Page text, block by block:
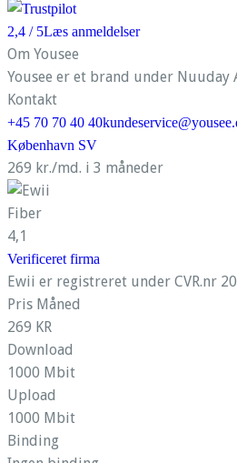
2,4 / 5Læs anmeldelser
Om Yousee
Yousee er et brand under Nuuday
Kontakt
+45 70 70 40 40
København SV
269 kr./md. i 3 måneder
Fiber
4,1
Verificeret firma
Ewii er registreret under CVR.nr
Pris Måned
269 KR
Download
1000 Mbit
Upload
1000 Mbit
Binding